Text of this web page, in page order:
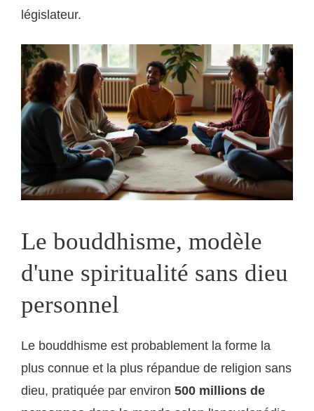
législateur.
Le bouddhisme, modèle
d'une spiritualité sans dieu
personnel
Le bouddhisme est probablement la forme la
plus connue et la plus répandue de religion sans
dieu, pratiquée par environ 500 millions de